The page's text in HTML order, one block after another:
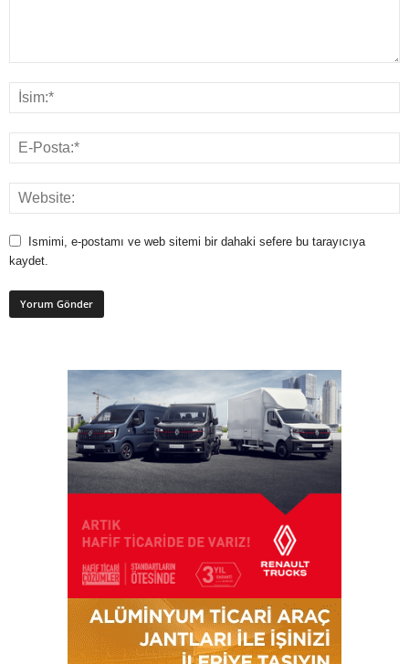
Ismimi, e-postamı ve web sitemi bir dahaki sefere bu tarayıcıya
kaydet.